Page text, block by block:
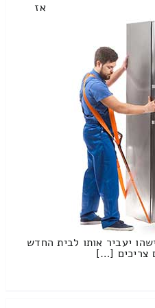
אז
יעביר אותו לבית החדש
צריכים […]